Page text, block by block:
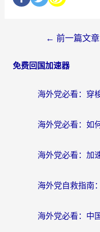
← 前一篇文章
免费回国加速器